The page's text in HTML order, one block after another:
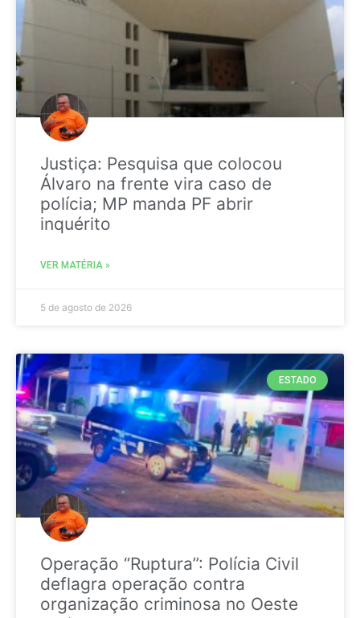
Justiça: Pesquisa que colocou
Álvaro na frente vira caso de
polícia; MP manda PF abrir
inquérito
VER MATÉRIA »
5 de agosto de 2026
ESTADO
Operação “Ruptura”: Polícia Civil
deflagra operação contra
organização criminosa no Oeste